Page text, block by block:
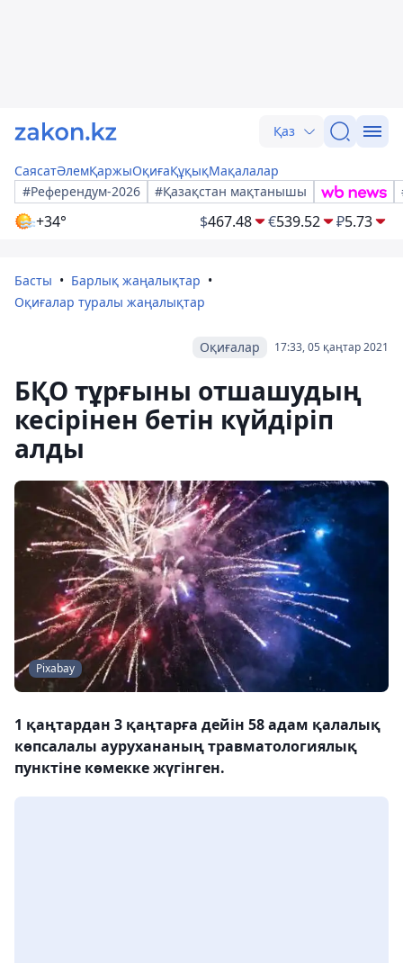
Қаз
СаясатӘлемҚаржыОқиғаҚұқықМақалалар
#Референдум-2026
#Қазақстан мақтанышы
+34° $467.48 €539.52 ₽5.73
Басты
Барлық жаңалықтар
Оқиғалар туралы жаңалықтар
17:33, 05 қаңтар 2021
Оқиғалар
БҚО тұрғыны отшашудың
кесірінен бетін күйдіріп
алды
Pixabay
1 қаңтардан 3 қаңтарға дейін 58 адам қалалық
көпсалалы аурухананың травматологиялық
пунктіне көмекке жүгінген.